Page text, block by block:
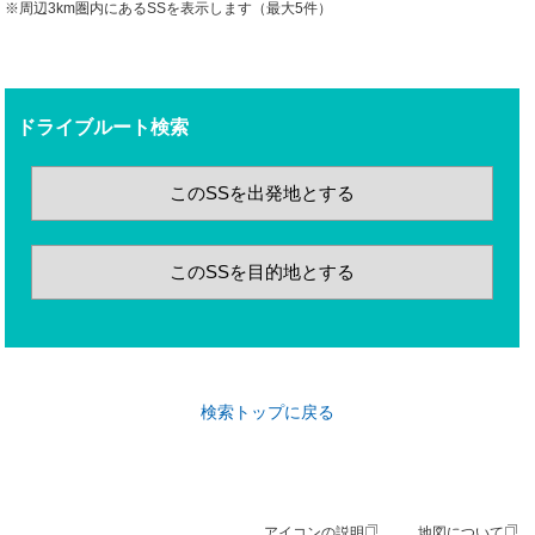
※周辺3km圏内にあるSSを表示します（最大5件）
ドライブルート検索
このSSを出発地とする
このSSを目的地とする
検索トップに戻る